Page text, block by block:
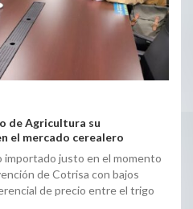
de Agricultura su
el mercado cerealero
justo en el momento
de Cotrisa con bajos
de precio entre el trigo